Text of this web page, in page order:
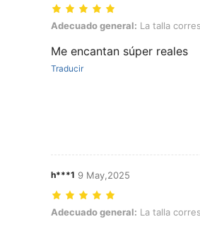
Adecuado general: La talla
Adecuado general: La talla
Me encantan súper reales
Traducir
h***1 9 May,2025
Adecuado general: La talla
Adecuado general: La talla